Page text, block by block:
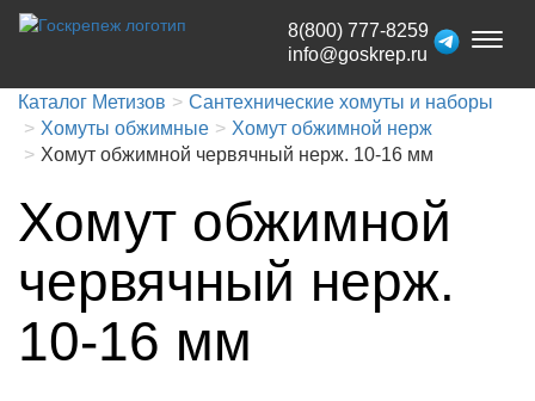
Toggle
8(800) 777-8259
info@goskrep.ru
Каталог Метизов
Сантехнические хомуты и наборы
Хомуты обжимные
Хомут обжимной нерж
Хомут обжимной червячный нерж. 10-16 мм
Хомут обжимной
червячный нерж.
10-16 мм